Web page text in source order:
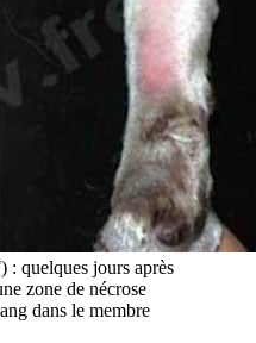
quelques jours après
zone de nécrose
dans le membre